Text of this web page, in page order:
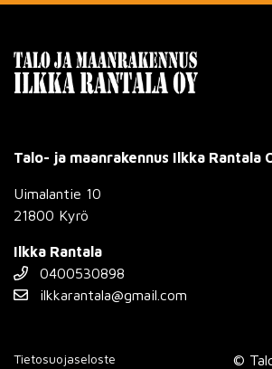
Talo- ja maanrakennus Ilkka Rantala
Uimalantie 10
21800 Kyrö
Ilkka Rantala
0400530898
ilkkarantala@gmail.com
Tietosuojaseloste ©